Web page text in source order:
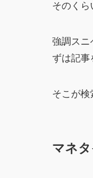
そのくら
強調スニ
ずは記事
そこが検
マネ